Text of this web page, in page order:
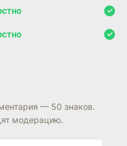
— 50 знаков.
модерацию.